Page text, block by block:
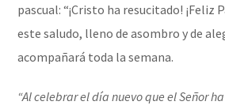
pascual: “¡Cristo ha resucitado! ¡Feliz
este saludo, lleno de asombro y de
acompañará toda la semana.
“Al celebrar el día nuevo que el Señor